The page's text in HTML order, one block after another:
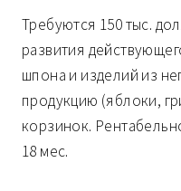
Требуются 150 тыс.
развития
шпона и изделий из
продукцию (яблоки,
корзинок.
18 мес.